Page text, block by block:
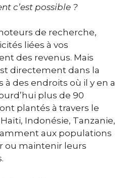
c’est possible ?
de recherche,
liées à vos
des revenus. Mais
directement dans la
à des endroits où il y en a
plus de 90
plantés à travers le
Indonésie, Tanzanie,
aux populations
ou maintenir leurs